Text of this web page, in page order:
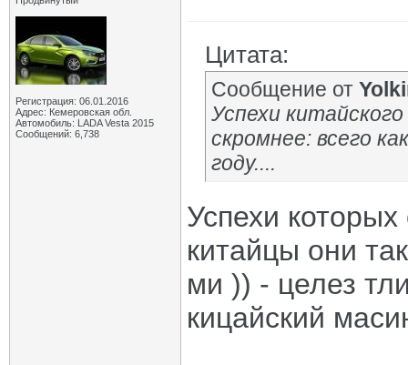
Регистрация: 06.01.2016
Адрес: Кемеровская обл.
Автомобиль: LADA Vesta 2015
Сообщений: 6,738
Цитата:
Сообщение от
Успехи
скромнее: всего
году....
Успехи
китайцы они
ми )) - целез
кицайский